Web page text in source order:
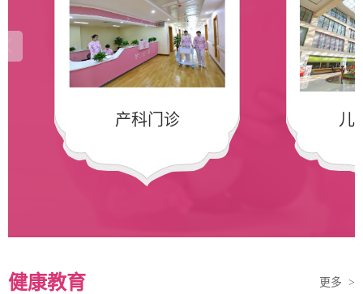
产科门诊 儿
更多 >
健康教育